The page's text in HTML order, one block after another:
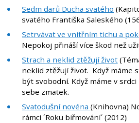
Sedm darů Ducha svatého
svatého Františka Saleského
Setrvávat ve vnitřním tichu a
Nepokoj přináší více škod než
Strach a neklid ztěžují život
neklid ztěžují život. Když máme
být svobodní. Když máme v
sebe zmatek.
Svatodušní novéna (Knihovna)
rámci ´Roku biřmování´ (2012)